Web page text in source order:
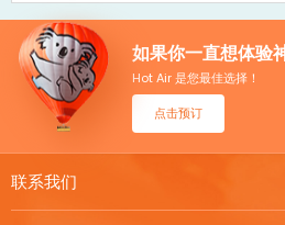
如果你一直想体验
Hot Air 是您最佳选择！
点击预订
联系我们